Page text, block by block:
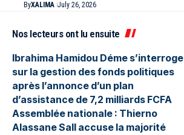
ByXALIMA July 26, 2026
Nos lecteurs ont lu ensuite
Ibrahima Hamidou Déme s’interroge
sur la gestion des fonds politiques
après l’annonce d’un plan
d’assistance de 7,2 milliards FCFA
Assemblée nationale : Thierno
Alassane Sall accuse la majorité